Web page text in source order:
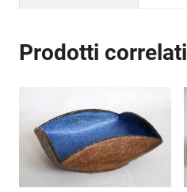
Prodotti correlati